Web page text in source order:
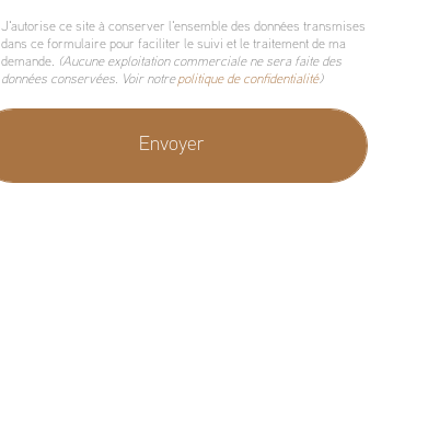
J'autorise ce site à conserver l'ensemble des données transmises
dans ce formulaire pour faciliter le suivi et le traitement de ma
demande. (Aucune exploitation commerciale ne sera faite des
données conservées. Voir notrepolitique de confidentialité)